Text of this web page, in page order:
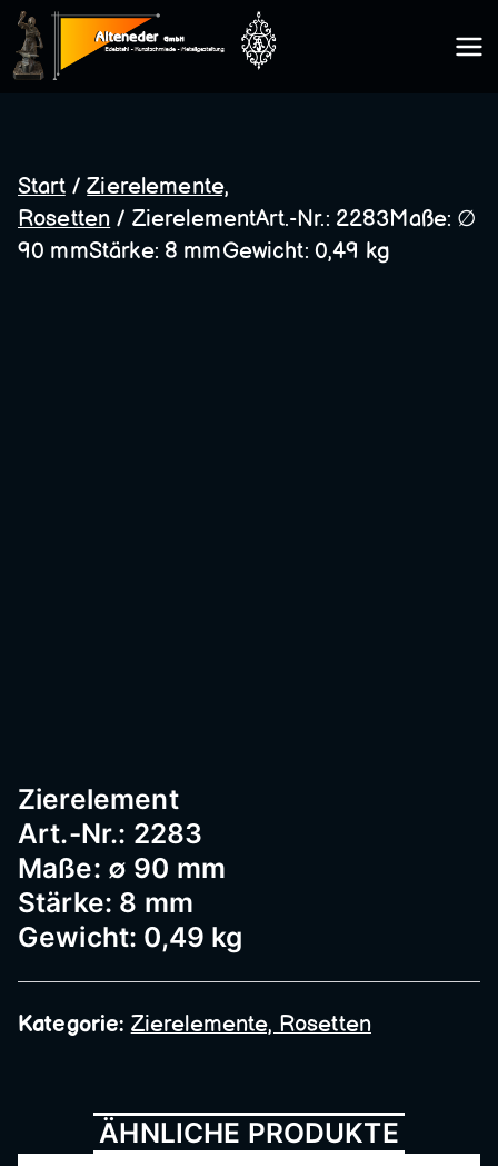
Zum
Inhalt
springen
de
ahl,
Metall
bau,
Start/Zierelemente,
Rosetten / ZierelementArt.-Nr.: 2283Maße: ∅
90 mmStärke: 8 mmGewicht: 0,49 kg
Zierelement
Art.-Nr.: 2283
Maße: ∅ 90 mm
Stärke: 8 mm
Gewicht: 0,49 kg
Kategorie: Zierelemente, Rosetten
ÄHNLICHE PRODUKTE